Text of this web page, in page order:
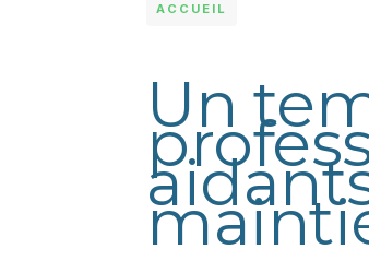
ACCUEIL
Un